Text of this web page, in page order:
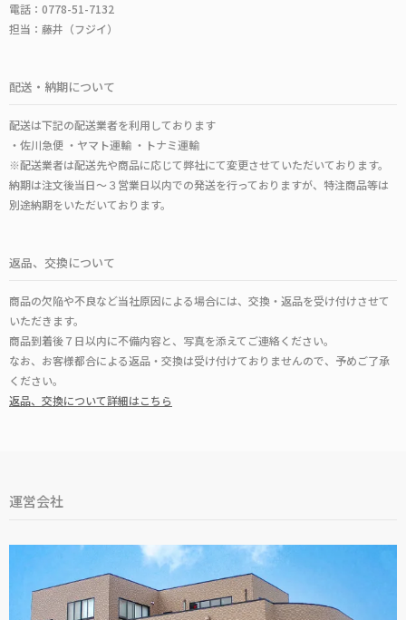
電話：0778-51-7132
担当：藤井（フジイ）
配送・納期について
配送は下記の配送業者を利用しております
・佐川急便 ・ヤマト運輸 ・トナミ運輸
※配送業者は配送先や商品に応じて弊社にて変更させていただいております。
納期は注文後当日～３営業日以内での発送を行っておりますが、特注商品等は
別途納期をいただいております。
返品、交換について
商品の欠陥や不良など当社原因による場合には、交換・返品を受け付けさせて
いただきます。
商品到着後７日以内に不備内容と、写真を添えてご連絡ください。
なお、お客様都合による返品・交換は受け付けておりませんので、予めご了承
ください。
返品、交換について詳細はこちら
運営会社